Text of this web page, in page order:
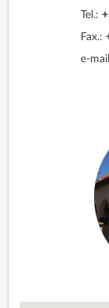
Tel.:
Fax.:
e-